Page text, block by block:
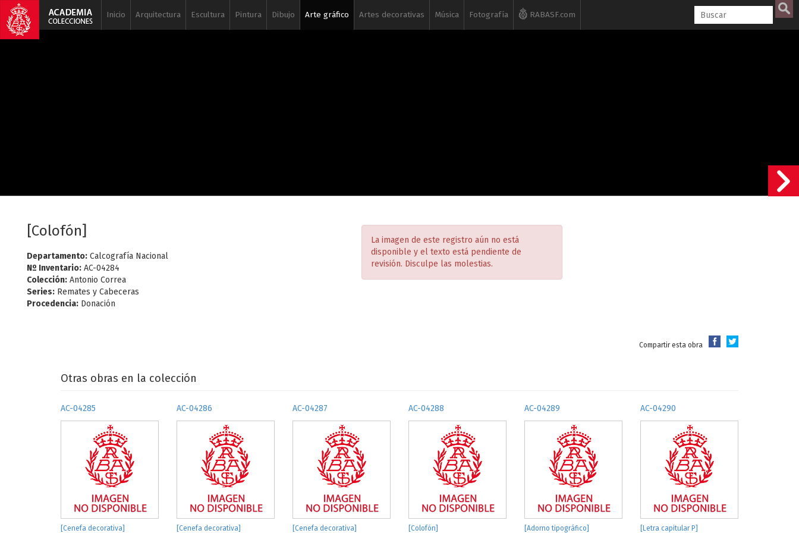
Inicio Arquitectura Escultura Pintura Dibujo Arte gráfico Artes decorativas Música Fotografía RABASF.com
[Colofón]
Departamento: Calcografía Nacional
Nº Inventario: AC-04284
Colección: Antonio Correa
Series: Remates y Cabeceras
Procedencia: Donación
La imagen de este registro aún no está
disponible y el texto está pendiente de
revisión. Disculpe las molestias.
Compartir esta obra
Otras obras en la colección
AC-04285
[Cenefa decorativa]
AC-04286
[Cenefa decorativa]
AC-04287
[Cenefa decorativa]
AC-04288
[Colofón]
AC-04289
[Adorno tipográfico]
AC-04290
[Letra capitular P]